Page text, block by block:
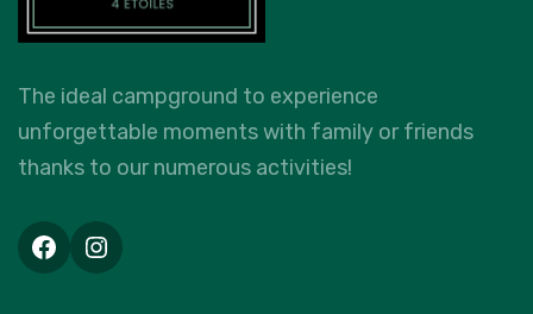
The ideal campground to experience
unforgettable moments with family or friends
thanks to our numerous activities!